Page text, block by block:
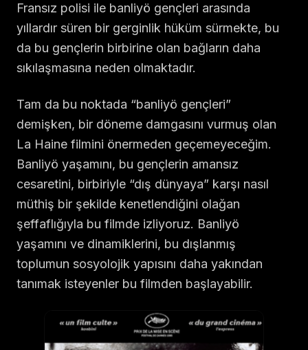
Fransız polisi ile banliyö gençleri arasında
yıllardır süren bir gerginlik hüküm sürmekte, bu
da bu gençlerin birbirine olan bağların daha
sıkılaşmasına neden olmaktadır.
Tam da bu noktada “banliyö gençleri”
demişken, bir döneme damgasını vurmuş olan
La Haine filmini önermeden geçemeyeceğim.
Banliyö yaşamını, bu gençlerin amansız
cesaretini, birbiriyle “dış dünyaya” karşı nasıl
müthiş bir şekilde kenetlendiğini olağan
şeffaflığıyla bu filmde izliyoruz. Banliyö
yaşamını ve dinamiklerini, bu dışlanmış
toplumun sosyolojik yapısını daha yakından
tanımak isteyenler bu filmden başlayabilir.